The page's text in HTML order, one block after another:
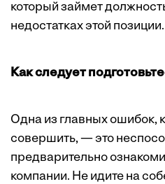
который займет
недостатках этой позиции.
Как следует
Одна из главных ошибок,
совершить, — это
предварительно
компании. Не идите на